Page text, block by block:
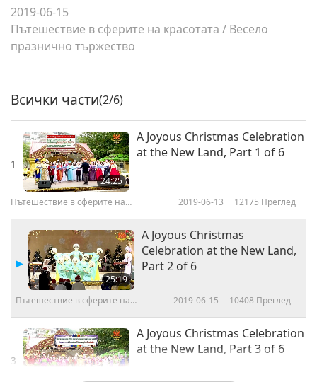
2019-06-15
Пътешествие в сферите на красотата / Весело
празнично тържество
Всички части(2/6)
1
24:25
A Joyous Christmas Celebration
at the New Land, Part 1 of 6
Пътешествие в сферите на
2019-06-13 12175 Преглед
25:19
A Joyous Christmas
Celebration at the New Land,
Part 2 of 6
Пътешествие в сферите на
2019-06-15 10408 Преглед
3
A Joyous Christmas Celebration
at the New Land, Part 3 of 6